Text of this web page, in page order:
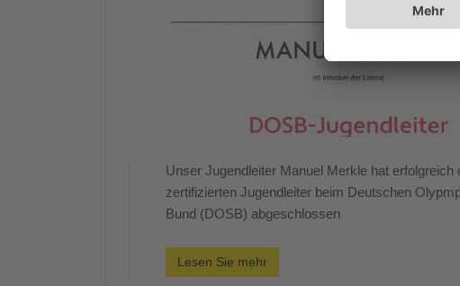
Unser Jugendleiter Manuel Merkle hat erfolgreich
zertifizierten Jugendleiter beim Deutschen
Bund (DOSB) abgeschlossen
Lesen Sie mehr